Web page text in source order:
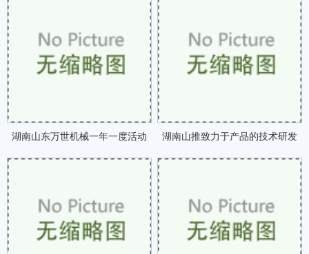
湖南山东万世机械一年一度活动 湖南山推致力于产品的技术研发